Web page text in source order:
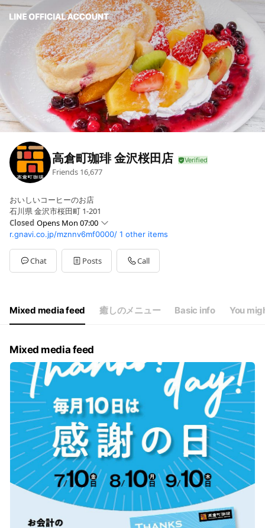
高倉町珈琲 金沢桜田店
Friends 16,677
おいしいコーヒーのお店
石川県 金沢市桜田町 1-201
Closed Opens Mon 07:00
Mon07:00 - 23:00
Tue07:00 - 23:00
Wed07:00 - 23:00
Thu07:00 - 23:00
Sun
07:00 - 23:00
祝(前)日・不定休・週別休・連休時等の詳細はお問合せください
r.gnavi.co.jp/mznnv6mf0000/ 1 other items
Chat Posts Call
Mixed media feed 癒しのメニュー Basic info You
Mixed media feed